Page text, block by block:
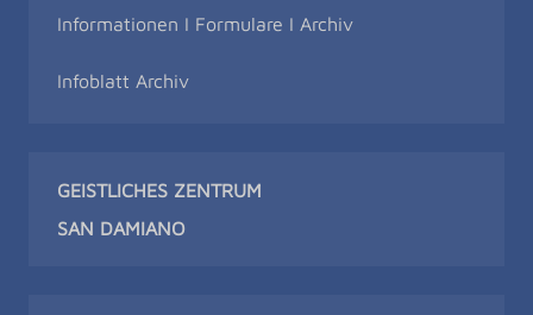
Informationen I Formulare I Archiv
Infoblatt Archiv
GEISTLICHES ZENTRUM
SAN DAMIANO